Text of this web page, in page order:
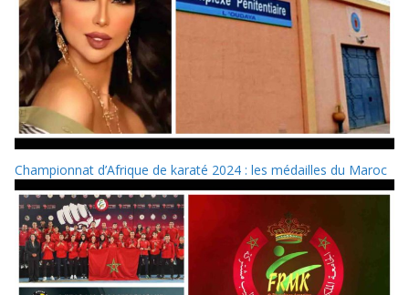
Championnat d’Afrique de karaté 2024 : les médailles du Maroc